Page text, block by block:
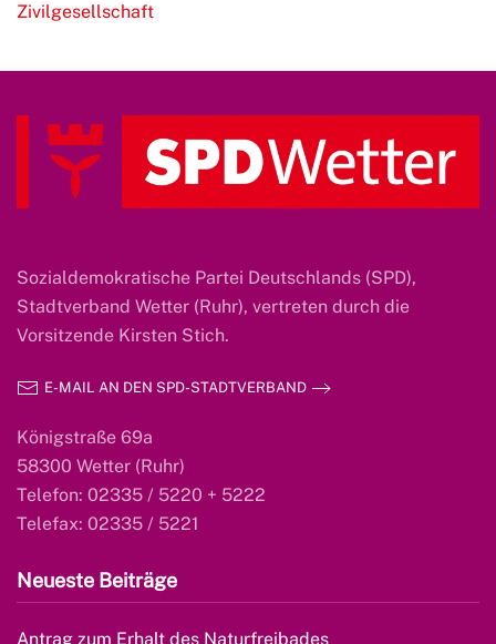
Zivilgesellschaft
Sozialdemokratische Partei Deutschlands (SPD),
Stadtverband Wetter (Ruhr), vertreten durch die
Vorsitzende Kirsten Stich.
E-MAIL AN DEN SPD-STADTVERBAND
Königstraße 69a
58300 Wetter (Ruhr)
Telefon: 02335 / 5220 + 5222
Telefax: 02335 / 5221
Neueste Beiträge
Antrag zum Erhalt des Naturfreibades